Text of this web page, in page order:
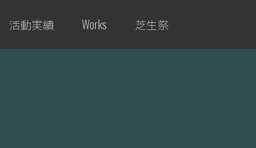
活動実績 Works 芝生祭